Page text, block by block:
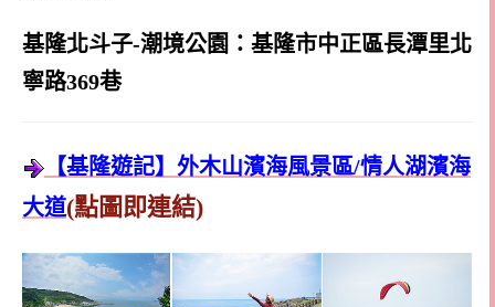
基隆北斗子-潮境公園：基隆市中正區長潭里北
寧路369巷
【基隆遊記】外木山濱海風景區/情人湖濱海
大道(點圖即連結)